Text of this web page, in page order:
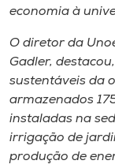
economia à
O diretor da
Gadler,
sustentáveis da
armazenados
instaladas na
irrigação de
produção de